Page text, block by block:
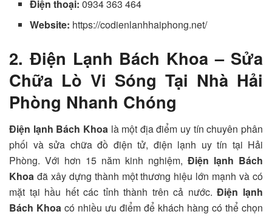
Điện thoại:0934 363 464
Website: https://codienlanhhaiphong.net/
2. Điện Lạnh Bách Khoa – Sửa
Chữa Lò Vi Sóng Tại Nhà Hải
Phòng Nhanh Chóng
Điện lạnh Bách Khoalà một địa điểm uy tín chuyên phân
phối và sửa chữa đồ điện tử, điện lạnh uy tín tại Hải
Phòng. Với hơn 15 năm kinh nghiệm, Điện lạnh Bách
Khoa đã xây dựng thành một thương hiệu lớn mạnh và có
mặt tại hầu hết các tỉnh thành trên cả nước.Điện lạnh
Bách Khoa có nhiều ưu điểm để khách hàng có thể chọn